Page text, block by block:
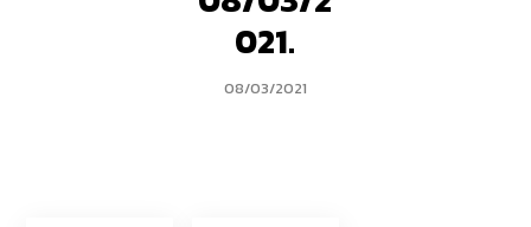
021.
08/03/2021